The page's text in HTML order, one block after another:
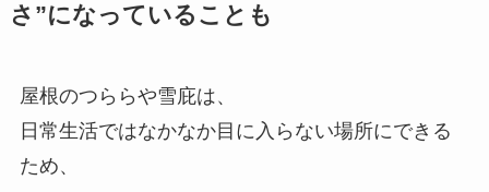
さ”になっていることも
屋根のつららや雪庇は、
日常生活ではなかなか目に入らない場所にできる
ため、